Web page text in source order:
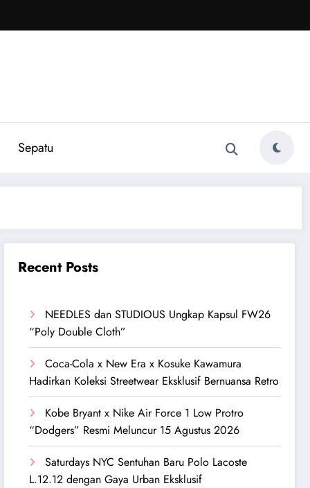
Sepatu
Recent Posts
NEEDLES dan STUDIOUS Ungkap Kapsul FW26
“Poly Double Cloth”
Coca-Cola x New Era x Kosuke Kawamura
Hadirkan Koleksi Streetwear Eksklusif Bernuansa Retro
Kobe Bryant x Nike Air Force 1 Low Protro
“Dodgers” Resmi Meluncur 15 Agustus 2026
Saturdays NYC Sentuhan Baru Polo Lacoste
L.12.12 dengan Gaya Urban Eksklusif